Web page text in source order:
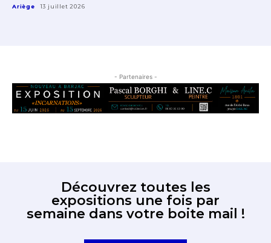
Ariège 13 juillet 2026
- Partenaires -
Découvrez toutes les
expositions une fois par
semaine dans votre boite mail !